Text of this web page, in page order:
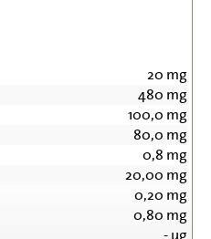
20 mg
480 mg
100,0 mg
80,0 mg
0,8 mg
20,00 mg
0,20 mg
0,80 mg
-µg